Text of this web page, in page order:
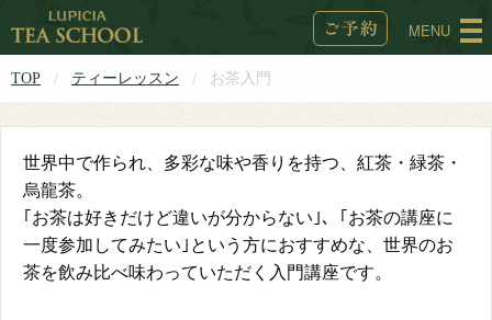
MENU
TOP ティーレッスン お茶入門
世界中で作られ、多彩な味や香りを持つ、紅茶・緑茶・
烏龍茶。
｢お茶は好きだけど違いが分からない｣、｢お茶の講座に
一度参加してみたい｣という方におすすめな、世界のお
茶を飲み比べ味わっていただく入門講座です。